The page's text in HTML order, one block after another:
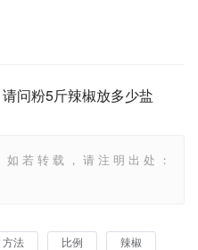
问粉5斤辣椒放多少盐
如若转载，请注明出处：
方法 比例
辣椒